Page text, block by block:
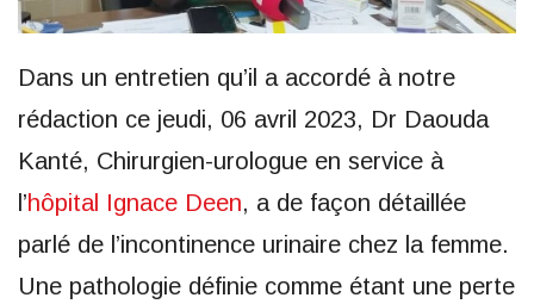
Dans un entretien qu’il a accordé à notre
rédaction ce jeudi, 06 avril 2023, Dr Daouda
Kanté, Chirurgien-urologue en service à
l’hôpital Ignace Deen, a de façon détaillée
parlé de l’incontinence urinaire chez la femme.
Une pathologie définie comme étant une perte